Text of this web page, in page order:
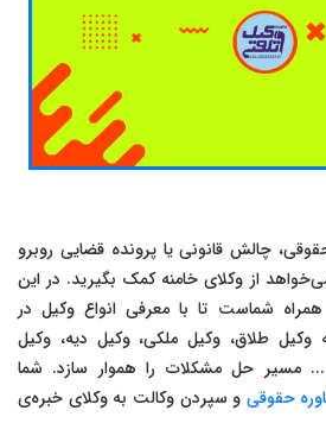
چالش قانونی یا پرونده قضایی روبرو
از وکلای خامنه کمک بگیرید. در این
شماست تا با معرفی انواع وکیل در
طلاق، وکیل ملکی، وکیل دیه، وکیل
مسیر حل مشکلات را هموار سازد. شما
حقوقی و سپردن وکالت به وکلای خبره‌ی